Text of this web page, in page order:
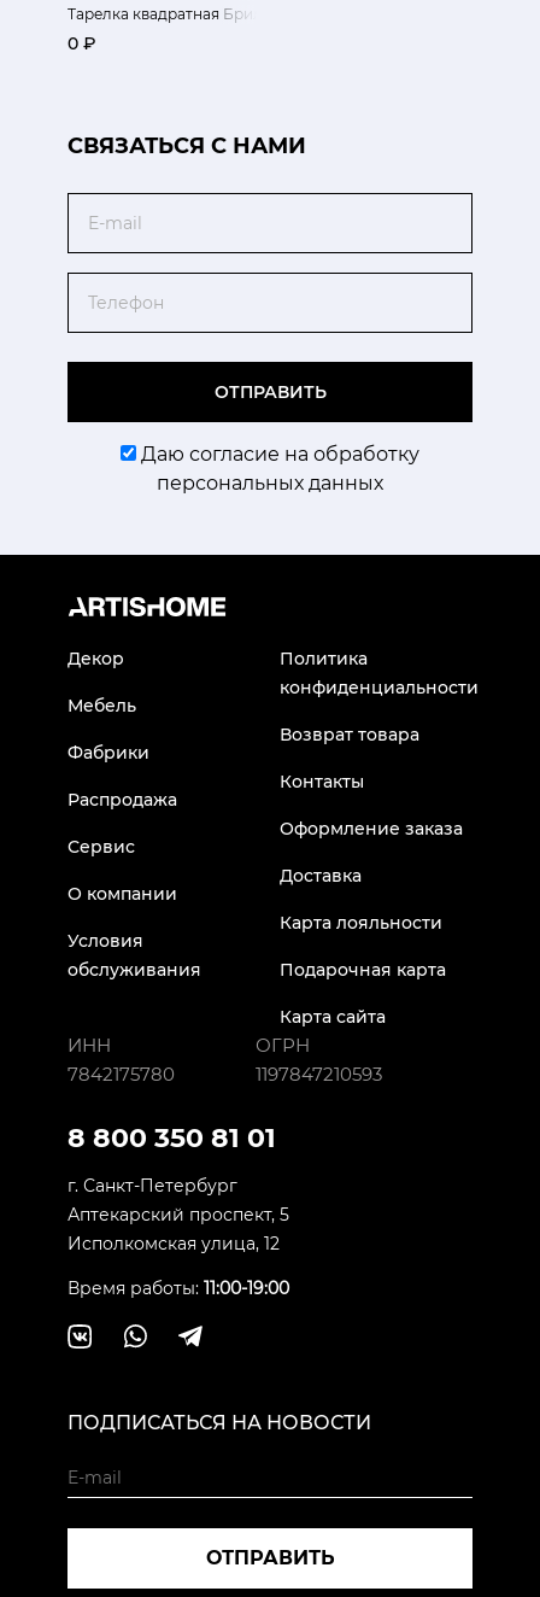
Тарелка квадратная Бриллиант 16 х 16 см
0 ₽
CВЯЗАТЬСЯ С НАМИ
ОТПРАВИТЬ
Даю согласие на обработку
персональных данных
Декор
Мебель
Фабрики
Распродажа
Сервис
О компании
Условия
обслуживания
Политика
конфиденциальности
Возврат товара
Контакты
Оформление заказа
Доставка
Карта лояльности
Подарочная карта
Карта сайта
ИНН
7842175780
ОГРН
1197847210593
8 800 350 81 01
г. Санкт-Петербург
Аптекарский проспект, 5
Исполкомская улица, 12
Время работы: 11:00-19:00
ПОДПИСАТЬСЯ НА НОВОСТИ
ОТПРАВИТЬ